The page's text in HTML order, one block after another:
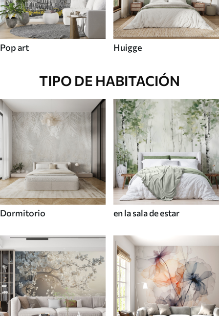
Pop art Huigge
TIPO DE HABITACIÓN
Dormitorio en la sala de estar